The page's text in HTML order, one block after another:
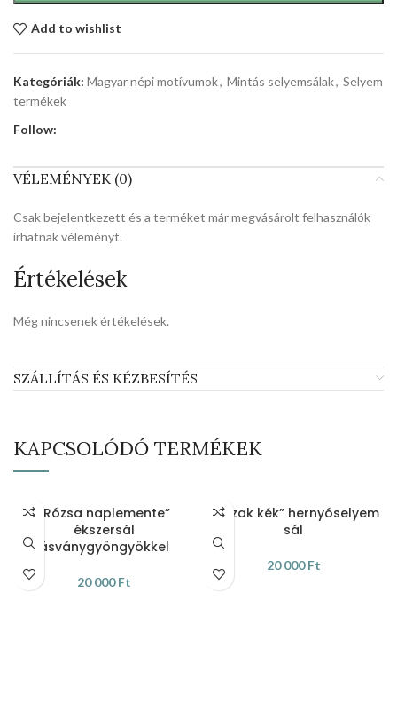
Add to wishlist
Kategóriák: Magyar népi motívumok, Mintás selyemsálak, Selyem
termékek
Follow:
VÉLEMÉNYEK (0)
Értékelések
Még nincsenek értékelések.
Csak bejelentkezett és a terméket már megvásárolt felhasználók
írhatnak véleményt.
SZÁLLÍTÁS ÉS KÉZBESÍTÉS
KAPCSOLÓDÓ TERMÉKEK
„Rózsa naplemente”
ékszersál
ásványgyöngyökkel
20 000Ft
„Házak kék” hernyóselyem
sál
20 000Ft